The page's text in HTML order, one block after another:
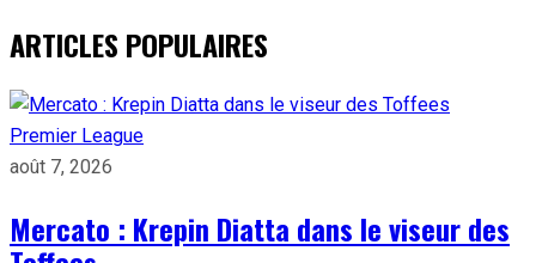
ARTICLES POPULAIRES
Premier League
août 7, 2026
Mercato : Krepin Diatta dans le viseur des